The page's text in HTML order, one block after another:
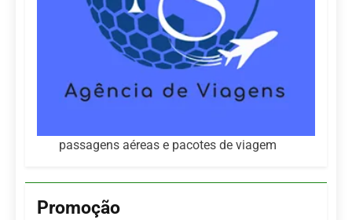
passagens aéreas e pacotes de viagem
Promoção